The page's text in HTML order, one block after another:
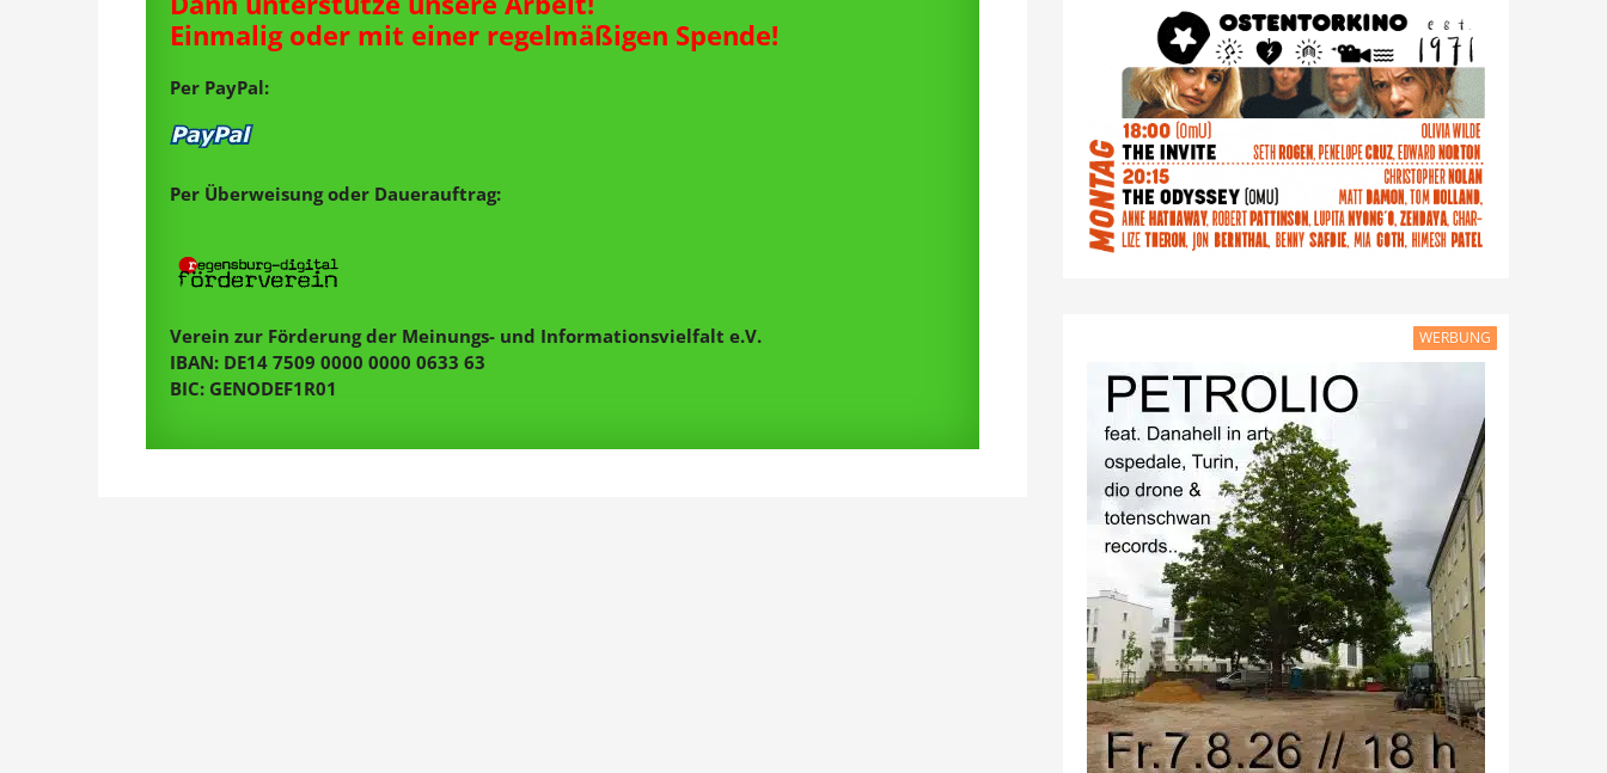
Einmalig oder mit einer regelmäßigen Spende!
Per PayPal:
Per Überweisung oder Dauerauftrag:
Verein zur Förderung der Meinungs- und Informationsvielfalt e.V.
IBAN: DE14 7509 0000 0000 0633 63
BIC: GENODEF1R01
WERBUNG